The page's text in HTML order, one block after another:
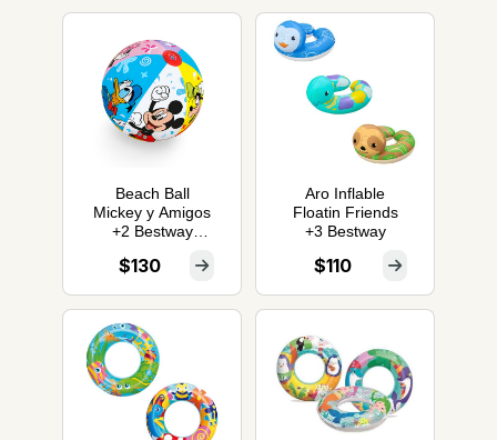
Beach Ball
Mickey y Amigos
+2 Bestway
$130
Aro Inflable
Floatin Friends
+3 Bestway
$110